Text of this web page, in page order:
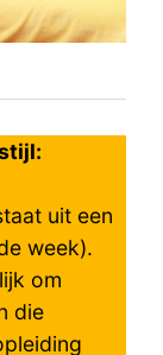
uit een
week).
om
die